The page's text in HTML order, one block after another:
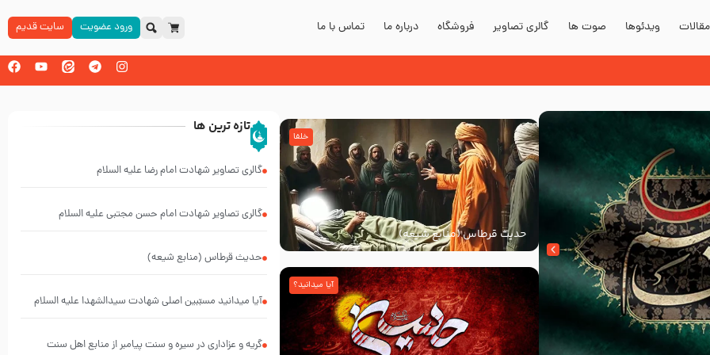
مقالات ویدئوها صوت ها گالری تصاویر فروشگاه درباره ما تماس با ما ورود عضویت سایت قدیم
حدیث قرطاس (منابع شیعه)
خلفا
آیا میدانید؟
تازه ترین ها
گالری تصاویر شهادت امام رضا علیه السلام
گالری تصاویر شهادت امام حسن مجتبی علیه السلام
حدیث قرطاس (منابع شیعه)
آیا میدانید مسبّبین اصلی شهادت سیدالشهدا علیه ‌السلام
گریه و عزاداری در سیره و سنت پیامبر از منابع اهل سنت